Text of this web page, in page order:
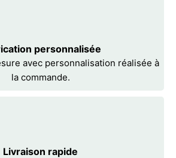
personnalisée
avec personnalisation réalisée à
la commande.
Livraison rapide